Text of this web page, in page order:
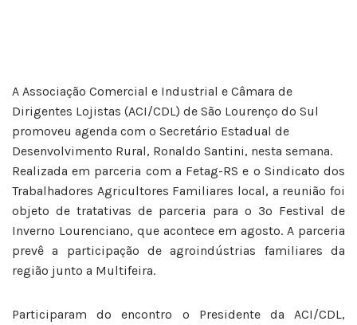
A Associação Comercial e Industrial e Câmara de
Dirigentes Lojistas (ACI/CDL) de São Lourenço do Sul
promoveu agenda com o Secretário Estadual de
Desenvolvimento Rural, Ronaldo Santini, nesta semana.
Realizada em parceria com a Fetag-RS e o Sindicato dos
Trabalhadores Agricultores Familiares local, a reunião foi
objeto de tratativas de parceria para o 3º Festival de
Inverno Lourenciano, que acontece em agosto. A parceria
prevê a participação de agroindústrias familiares da
região junto a Multifeira.
Participaram do encontro o Presidente da ACI/CDL,